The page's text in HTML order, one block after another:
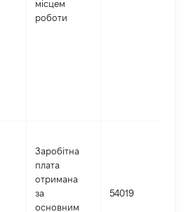
місцем
роботи
Заробітна
плата
отримана
за
основним
54019